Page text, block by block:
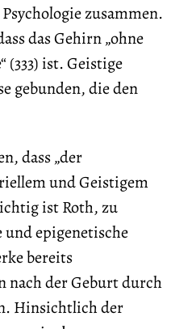
zusammen.
das Gehirn „ohne
(333) ist. Geistige
gebunden, die den
dass „der
und Geistigem
ist Roth, zu
epigenetische
bereits
nach der Geburt durch
Hinsichtlich der